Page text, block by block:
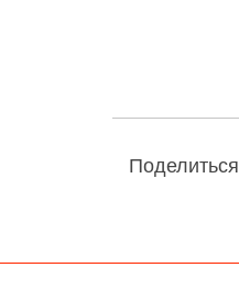
Поделиться